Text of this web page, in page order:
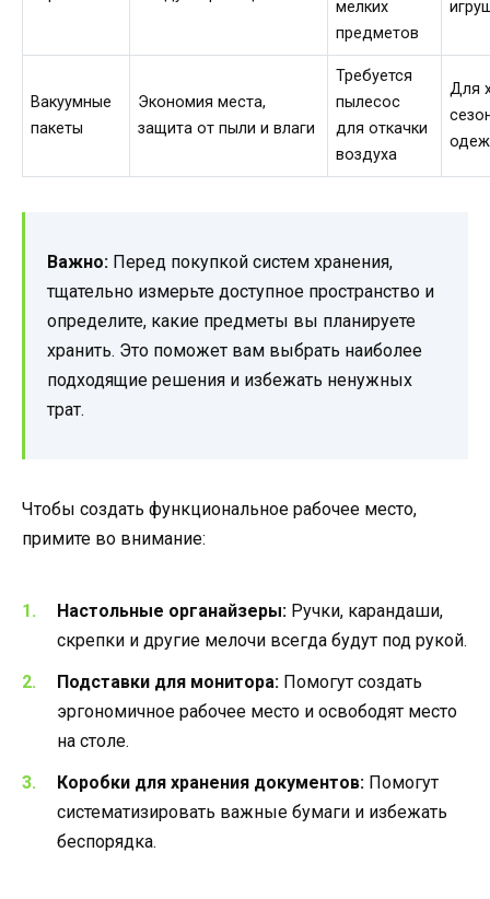
мелких
предметов
Вакуумные
пакеты
Экономия места,
защита от пыли и влаги
Требуется
пылесос
для откачки
воздуха
Для
Важно: Перед покупкой систем хранения,
тщательно измерьте доступное пространство и
определите, какие предметы вы планируете
хранить. Это поможет вам выбрать наиболее
подходящие решения и избежать ненужных
трат.
Чтобы создать функциональное рабочее место,
примите во внимание:
Настольные органайзеры: Ручки, карандаши,
скрепки и другие мелочи всегда будут под рукой.
Подставки для монитора: Помогут создать
эргономичное рабочее место и освободят место
на столе.
Коробки для хранения документов: Помогут
систематизировать важные бумаги и избежать
беспорядка.